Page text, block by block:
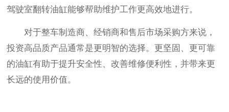
驾驶室翻转油缸能够帮助维护工作更高效地进行。
对于整车制造商、经销商和售后市场采购方来说，
投资高品质产品通常是更明智的选择。更坚固、更可靠
的油缸有助于提升安全性、改善维修便利性，并带来更
长远的使用价值。